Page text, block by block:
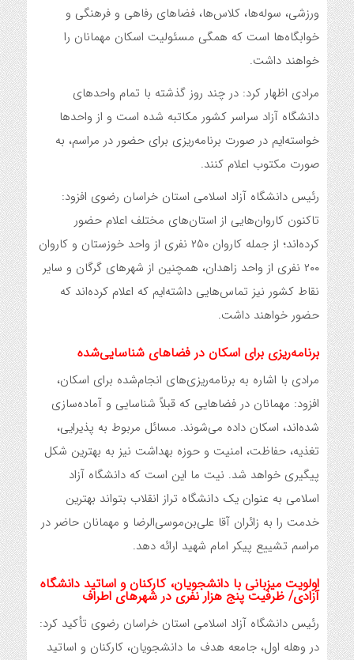
ورزشی، سوله‌ها، کلاس‌ها، فضاهای رفاهی و فرهنگی و
خوابگاه‌ها است که همگی مسئولیت اسکان مهمانان را
خواهند داشت.
مرادی اظهار کرد: در چند روز گذشته با تمام واحدهای
دانشگاه آزاد سراسر کشور مکاتبه شده است و از واحدها
خواسته‌ایم در صورت برنامه‌ریزی برای حضور در مراسم، به
صورت مکتوب اعلام کنند.
رئیس دانشگاه آزاد اسلامی استان خراسان رضوی افزود:
تاکنون کاروان‌هایی از استان‌های مختلف اعلام حضور
کرده‌اند؛ از جمله کاروان ۲۵۰ نفری از واحد خوزستان و کاروان
۲۰۰ نفری از واحد زاهدان، همچنین از شهرهای گرگان و سایر
نقاط کشور نیز تماس‌هایی داشته‌ایم که اعلام کرده‌اند که
حضور خواهند داشت.
برنامه‌ریزی برای اسکان در فضاهای شناسایی‌شده
مرادی با اشاره به برنامه‌ریزی‌های انجام‌شده برای اسکان،
افزود: مهمانان در فضاهایی که قبلاً شناسایی و آماده‌سازی
شده‌اند، اسکان داده می‌شوند. مسائل مربوط به پذیرایی،
تغذیه، حفاظت، امنیت و حوزه بهداشت نیز به بهترین شکل
پیگیری خواهد شد. نیت ما این است که دانشگاه آزاد
اسلامی به عنوان یک دانشگاه تراز انقلاب بتواند بهترین
خدمت را به زائران آقا علی‌بن‌موسی‌الرضا و مهمانان حاضر در
مراسم تشییع پیکر امام شهید ارائه دهد.
اولویت میزبانی با دانشجویان، کارکنان و اساتید دانشگاه
آزادی/ ظرفیت پنج هزار نفری در شهرهای اطراف
رئیس دانشگاه آزاد اسلامی استان خراسان رضوی تأکید کرد:
در وهله اول، جامعه هدف ما دانشجویان، کارکنان و اساتید